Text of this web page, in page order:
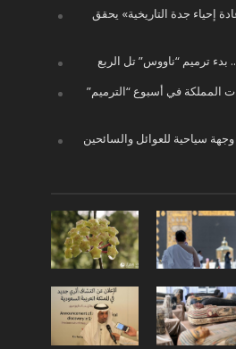
إحياء جدة التاريخية» يحقق
ترميم “ناووس” تل الربع
المملكة في أسبوع “الترميم”
وجهة سياحية للعوائل والسائحين